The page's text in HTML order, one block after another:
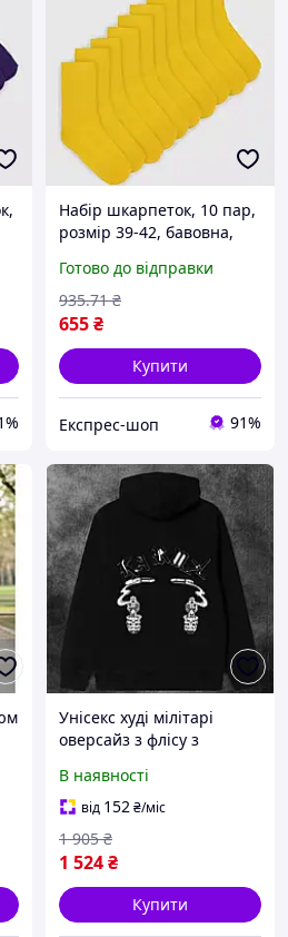
Набір шкарпеток, 10 пар,
розмір 39-42, бавовна,
бавовняні / Шкарпетки
класичні / Шкарпетки
демісезонні
Готово до відправки
655₴
935.71 ₴
Купити
Експрес-шоп 91%
Унісекс худі мілітарі
оверсайз з флісу з
комфортного носіння у
прохолодну погоду
В наявності
від 152₴/міс
1 524₴
1 905 ₴
Купити